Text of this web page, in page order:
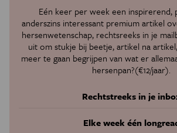
Eén keer per week een inspirerend,
anderszins interessant premium artikel
hersenwetenschap, rechtsreeks in je
uit om stukje bij beetje, artikel na
meer te gaan begrijpen van wat er
hersenpan?(€12/jaar).
Rechtstreeks in je
Elke week één